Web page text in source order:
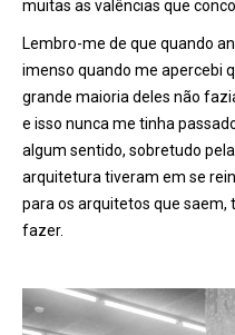
muitas as valências que
Lembro-me de que quando
imenso quando me apercebi
grande maioria deles não
e isso nunca me tinha
algum sentido, sobretudo
arquitetura tiveram em se
para os arquitetos que
fazer.